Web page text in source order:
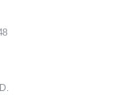
169|End Timer : 8.984375E-